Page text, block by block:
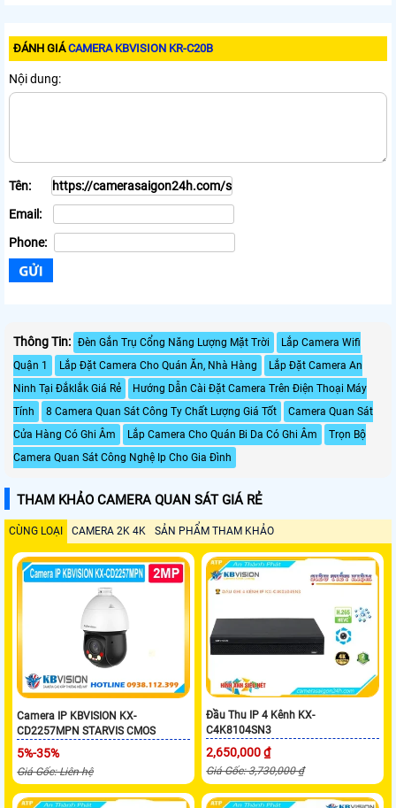
ĐÁNH GIÁCAMERA KBVISION KR-C20B
Nội dung:
Tên:
Email:
Phone:
Thông Tin: Đèn Gắn Trụ Cổng Năng Lượng Mặt Trời
Lắp Camera Wifi
Quận 1
Lắp Đặt Camera Cho Quán Ăn, Nhà Hàng
Lắp Đặt Camera An
Ninh Tại Đắklắk Giá Rẻ
Hướng Dẫn Cài Đặt Camera Trên Điện Thoại Máy
Tính
8 Camera Quan Sát Công Ty Chất Lượng Giá Tốt
Camera Quan Sát
Cửa Hàng Có Ghi Âm
Lắp Camera Cho Quán Bi Da Có Ghi Âm
Trọn Bộ
Camera Quan Sát Công Nghệ Ip Cho Gia Đình
THAM KHẢO CAMERA QUAN SÁT GIÁ RẺ
CÙNG LOẠI CAMERA 2K 4K SẢN PHẨM THAM KHẢO
Camera IP KBVISION KX-
CD2257MPN STARVIS CMOS
5%-35%
Giá Gốc: Liên hệ
Đầu Thu IP 4 Kênh KX-
C4K8104SN3
2,650,000 ₫
Giá Gốc: 3,730,000 ₫